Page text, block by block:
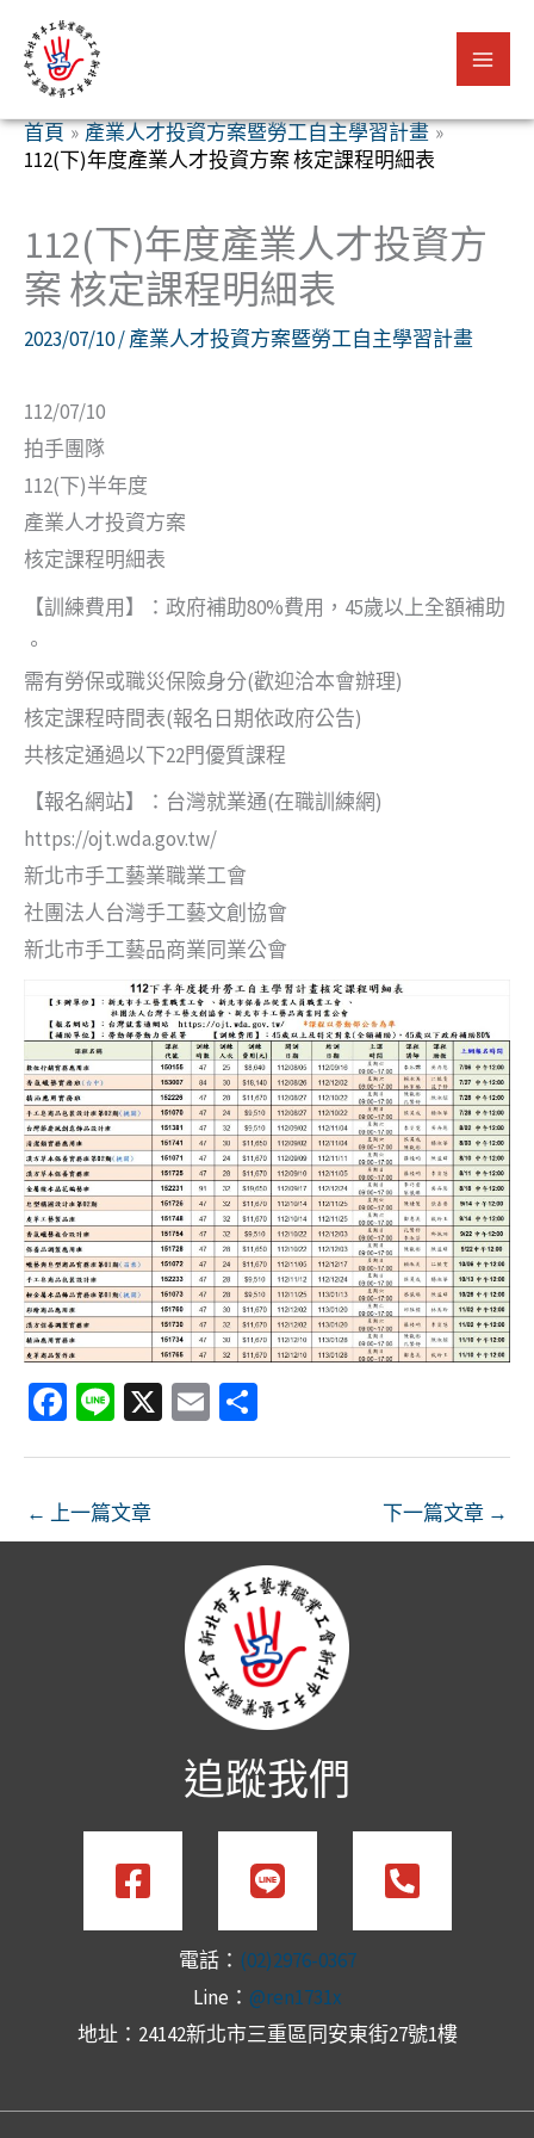
要首頁
產業人才投資方案暨勞工自主學習計畫
112(下)年度產業人才投資方案 核定課程明細表
112(下)年度產業人才投資方
案 核定課程明細表
2023/07/10/產業人才投資方案暨勞工自主學習計畫
112/07/10
拍手團隊
112(下)半年度
產業人才投資方案
核定課程明細表
【訓練費用】：政府補助80%費用，45歲以上全額補助
。
需有勞保或職災保險身分(歡迎洽本會辦理)
核定課程時間表(報名日期依政府公告)
共核定通過以下22門優質課程
【報名網站】：台灣就業通(在職訓練網)
https://ojt.wda.gov.tw/
新北市手工藝業職業工會
社團法人台灣手工藝文創協會
新北市手工藝品商業同業公會
Fa
o
o
Li X
E
← 上一篇文章 下一篇文章 →
追蹤我們
電話： (02)2976-0367
Line： @ren1731x
地址：24142新北市三重區同安東街27號1樓